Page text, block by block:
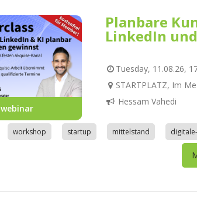
webinar
Planbare
LinkedIn
Tuesday, 11.08.26,
STARTPLATZ, Im
Hessam Vahedi
workshop startup mittelstand